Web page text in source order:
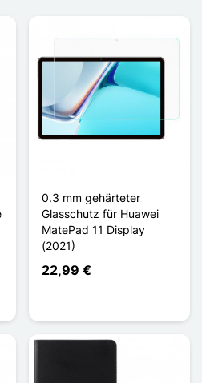
0.3 mm gehärteter
Glasschutz für Huawei
MatePad 11 Display
(2021)
22,99 €